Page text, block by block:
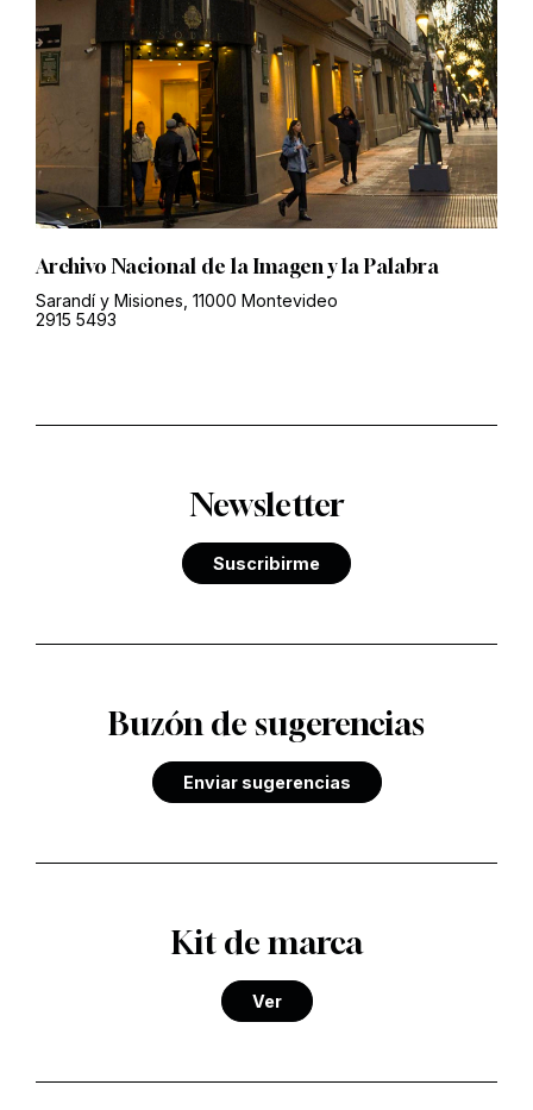
Archivo Nacional de la Imagen y la Palabra
Sarandí y Misiones, 11000 Montevideo
2915 5493
Newsletter
Suscribirme
Buzón de sugerencias
Enviar sugerencias
Kit de marca
Ver